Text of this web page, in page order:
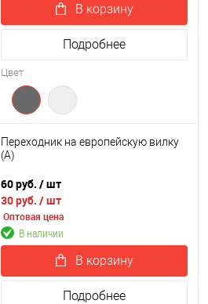
В корзину
Подробнее
Цвет
Переходник на европейскую вилку
(A)
60 руб. / шт
30 руб. / шт
Оптовая цена
В наличии
В корзину
Подробнее